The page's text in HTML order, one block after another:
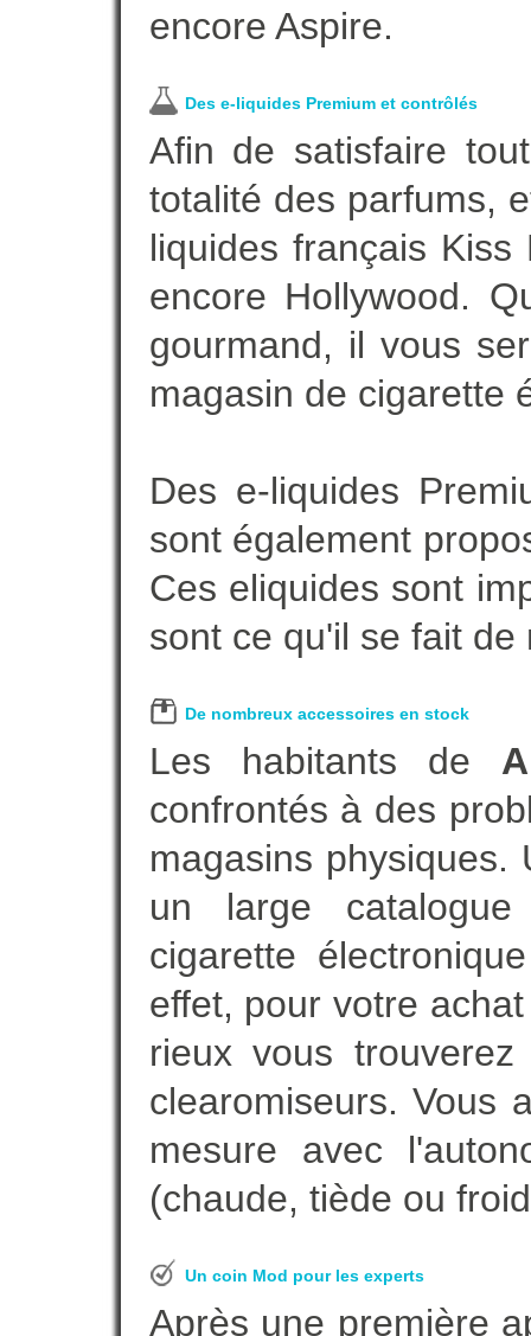
encore Aspire.
Des e-liquides Premium et contrôlés
Afin de satisfaire
totalité des parfums,
liquides français
encore Hollywood.
gourmand, il vous
magasin de cigarette
Des e-liquides
sont également
Ces eliquides sont
sont ce qu'il se fait
De nombreux accessoires en stock
Les habitants de
confrontés à des
magasins
un large catalogue
cigarette
effet, pour votre
rieux vous
clearomiseurs. Vous
mesure avec
(chaude, tiède ou
Un coin Mod pour les experts
Après une première